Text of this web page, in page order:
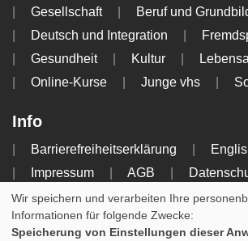
Gesellschaft
Beruf und
Deutsch und Integration
Gesundheit
Kultur
Online-Kurse
Junge vhs
Info
Barrierefreiheitserklärung
Impressum
AGB
Widerrufsbelehrung
Cookie Einstellungen
Wir speichern und verarbeiten Ihre
Informationen für folgende Zwecke:
Speicherung von Einstellungen dieser